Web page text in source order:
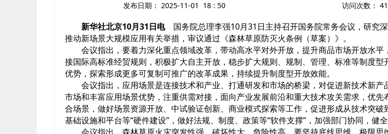
发布日期： 2025-11-01 18 : 50 访问次数： 41
新华社北京10月31日电国务院总理李强10月31日主持召开国务院常务会议，研究
推动新场景大规模应用有关举措，审议通过《森林草原防灭火条例（草案）》。
会议指出，要着力深化重点领域改革，带动高水平对外开放，提升商品市场开放水
接国际高标准经贸规则，积极扩大自主开放，稳步扩大规则、规制、管理、标准等制度
优势，探索形成更多可复制可推广的改革成果，持续提升制度型开放效能。
会议指出，应用场景是连接技术和产业、打通研发和市场的桥梁，对促进新技术新
市场和丰富应用场景优势，注重供需对接，面向产业发展前沿和重大技术攻关需求，优
合场景，做好场景资源开放、中试验证创新、商业模式探索等工作，促进形成从技术突
基础设施和平台等“硬件建设”，做好法规、制度、政策等“软件支撑”，加强部门协同，健